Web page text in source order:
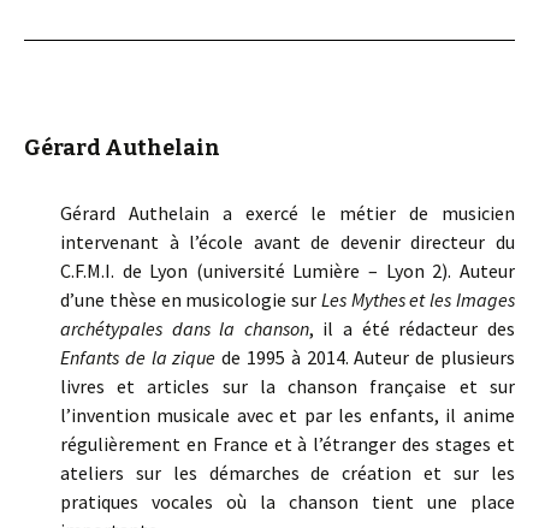
Gérard Authelain
Gérard Authelain a exercé le métier de musicien
intervenant à l’école avant de devenir directeur du
C.F.M.I. de Lyon (université Lumière – Lyon 2). Auteur
d’une thèse en musicologie sur Les Mythes et les Images
archétypales dans la chanson, il a été rédacteur des
Enfants de la zique de 1995 à 2014. Auteur de plusieurs
livres et articles sur la chanson française et sur
l’invention musicale avec et par les enfants, il anime
régulièrement en France et à l’étranger des stages et
ateliers sur les démarches de création et sur les
pratiques vocales où la chanson tient une place